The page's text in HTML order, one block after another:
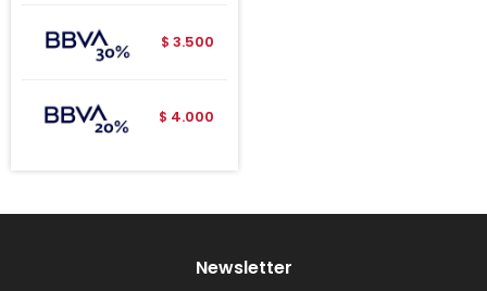
$ 3.500
$ 4.000
Newsletter